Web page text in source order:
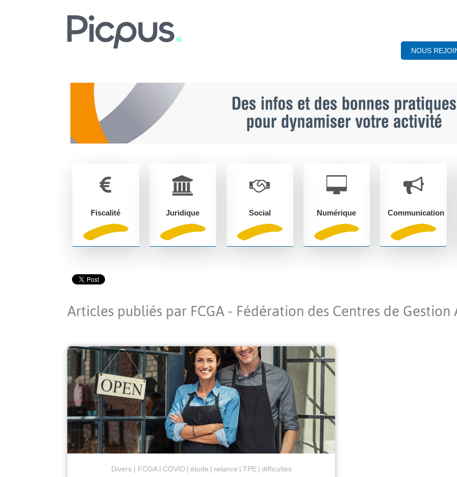
NOUS
Fiscalité Juridique Social Numérique Communication
Articles publiés par FCGA - Fédération des Centres de Gestion
Divers FCGA COVID étude relance TPE difficultés